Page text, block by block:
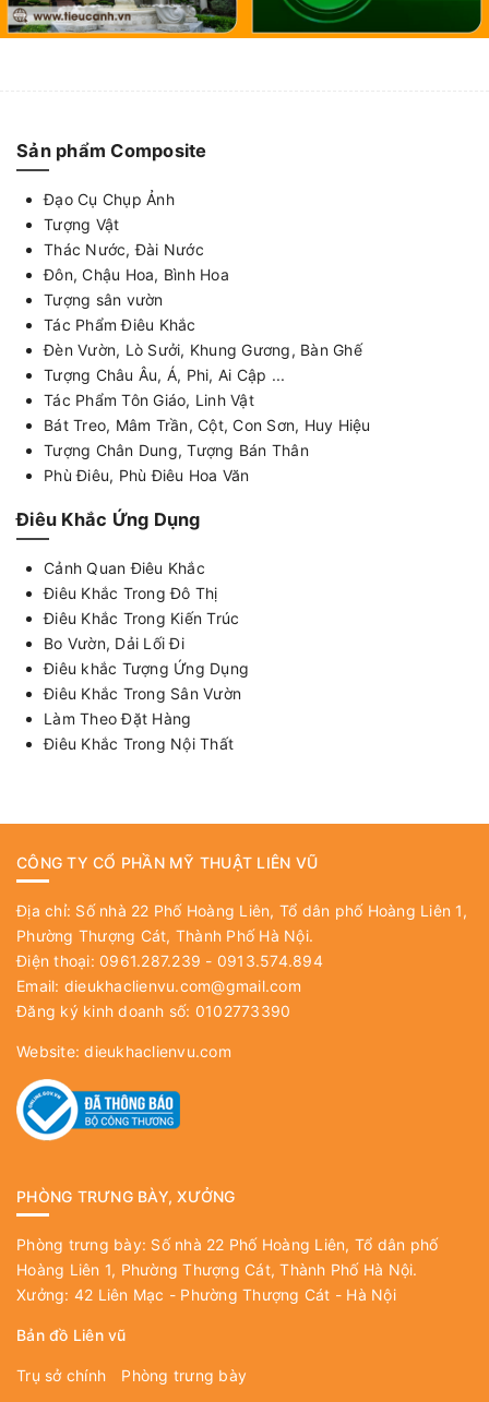
Sản phẩm Composite
Đạo Cụ Chụp Ảnh
Tượng Vật
Thác Nước, Đài Nước
Đôn, Chậu Hoa, Bình Hoa
Tượng sân vườn
Tác Phẩm Điêu Khắc
Đèn Vườn, Lò Sưởi, Khung Gương, Bàn Ghế
Tượng Châu Âu, Á, Phi, Ai Cập ...
Tác Phẩm Tôn Giáo, Linh Vật
Bát Treo, Mâm Trần, Cột, Con Sơn, Huy Hiệu
Tượng Chân Dung, Tượng Bán Thân
Phù Điêu, Phù Điêu Hoa Văn
Điêu Khắc Ứng Dụng
Cảnh Quan Điêu Khắc
Điêu Khắc Trong Đô Thị
Điêu Khắc Trong Kiến Trúc
Bo Vườn, Dải Lối Đi
Điêu khắc Tượng Ứng Dụng
Điêu Khắc Trong Sân Vườn
Làm Theo Đặt Hàng
Điêu Khắc Trong Nội Thất
CÔNG TY CỔ PHẦN MỸ THUẬT LIÊN VŨ
Địa chỉ: Số nhà 22 Phố Hoàng Liên, Tổ dân phố Hoàng Liên 1,
Phường Thượng Cát, Thành Phố Hà Nội.
Điện thoại: 0961.287.239 - 0913.574.894
Email: dieukhaclienvu.com@gmail.com
Đăng ký kinh doanh số: 0102773390
Website:dieukhaclienvu.com
PHÒNG TRƯNG BÀY, XƯỞNG
Phòng trưng bày: Số nhà 22 Phố Hoàng Liên, Tổ dân phố
Hoàng Liên 1, Phường Thượng Cát, Thành Phố Hà Nội.
Xưởng: 42 Liên Mạc - Phường Thượng Cát - Hà Nội
Bản đồ Liên vũ
Trụ sở chính Phòng trưng bày